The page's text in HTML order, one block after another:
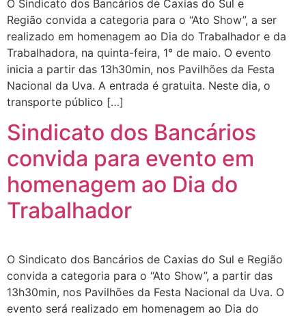
O Sindicato dos Bancários de Caxias do Sul e
Região convida a categoria para o “Ato Show”, a ser
realizado em homenagem ao Dia do Trabalhador e da
Trabalhadora, na quinta-feira, 1° de maio. O evento
inicia a partir das 13h30min, nos Pavilhões da Festa
Nacional da Uva. A entrada é gratuita. Neste dia, o
transporte público […]
Sindicato dos Bancários
convida para evento em
homenagem ao Dia do
Trabalhador
O Sindicato dos Bancários de Caxias do Sul e Região
convida a categoria para o “Ato Show”, a partir das
13h30min, nos Pavilhões da Festa Nacional da Uva. O
evento será realizado em homenagem ao Dia do